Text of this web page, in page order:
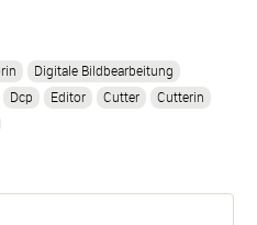
Digitale Bildbearbeitung
Dcp Editor Cutter
Cutterin